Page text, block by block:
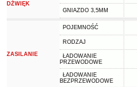
DŹWIĘK
GNIAZDO 3,5MM
ZASILANIE
POJEMNOŚĆ
RODZAJ
ŁADOWANIE
PRZEWODOWE
ŁADOWANIE
BEZPRZEWODOWE